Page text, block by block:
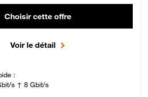
Choisir cette offre
Voir le détail
:
s ↑ 8 Gbit/s